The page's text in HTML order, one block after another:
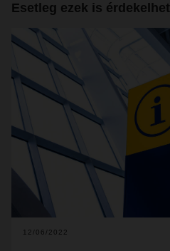
Esetleg ezek is
12/06/2022